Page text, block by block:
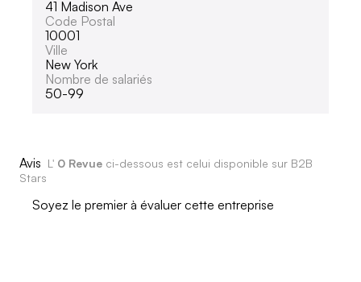
41 Madison Ave
Code Postal
10001
Ville
New York
Nombre de salariés
50-99
Avis L' 0 Revue ci-dessous est celui disponible sur B2B
Stars
Soyez le premier à évaluer cette entreprise